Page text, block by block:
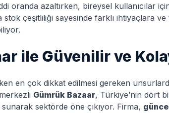
oranda azaltırken, bireysel kullanıcılar
stok çeşitliliği sayesinde farklı ihtiyaçlara
ile Güvenilir ve
en çok dikkat edilmesi gereken
Gümrük Bazaar, Türkiye’nin dört
sektörde öne çıkıyor. Firma,